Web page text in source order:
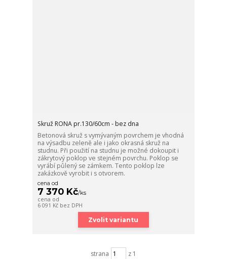
Skruž RONA pr.130/60cm - bez dna
Betonová skruž s vymývaným povrchem je vhodná
na výsadbu zeleně ale i jako okrasná skruž na
studnu. Při použití na studnu je možné dokoupit i
zákrytový poklop ve stejném povrchu. Poklop se
vyrábí půlený se zámkem. Tento poklop lze
zakázkově vyrobit i s otvorem.
cena od
7 370 Kč/ks
cena od
6 091 Kč bez DPH
Zvolit variantu
strana z 1